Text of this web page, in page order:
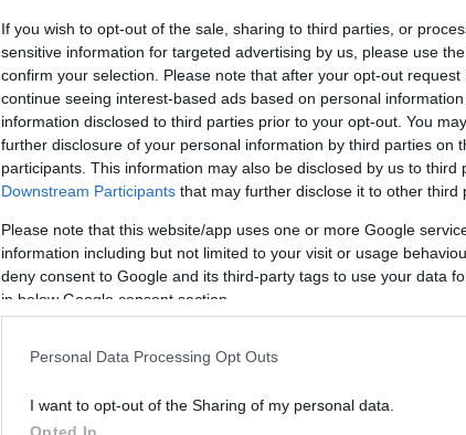
If you wish to opt-out of the sale, sharing to third parties, or
sensitive information for targeted advertising by us, please use
confirm your selection. Please note that after your opt-out
continue seeing interest-based ads based on personal
information disclosed to third parties prior to your opt-out. You
further disclosure of your personal information by third parties on
participants. This information may also be disclosed by us to third
Downstream Participants that may further disclose it to other third
Please note that this website/app uses one or more Google
information including but not limited to your visit or usage
deny consent to Google and its third-party tags to use your data
in below Google consent section.
Personal Data Processing Opt Outs
I want to opt-out of the Sharing of my personal data.